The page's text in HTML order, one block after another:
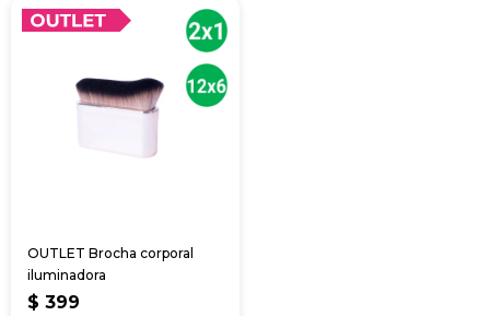
OUTLET Brocha corporal
iluminadora
$ 399